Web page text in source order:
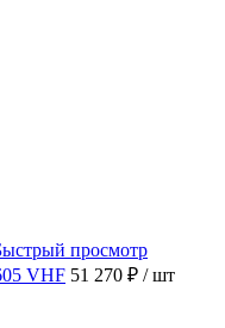
просмотр
VHF 51 270 ₽ / шт